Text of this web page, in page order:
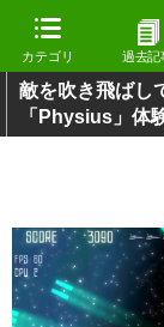
カテゴリ 過去記
敵を吹き飛ばし
「Physius」体